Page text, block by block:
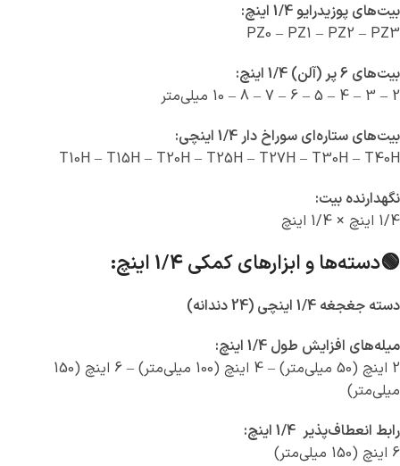
بیت‌های پوزیدرایو 1/4 اینچ:
PZ0 – PZ1 – PZ2 – PZ3
بیت‌های 6 پر (آلن) 1/4 اینچ:
2 – 3 – 4 – 5 – 6 – 7 – 8 – 10 میلی‌متر
بیت‌های ستاره‌ای سوراخ دار 1/4 اینچی:
T10H – T15H – T20H – T25H – T27H – T30H – T40H
نگهدارنده بیت:
1/4 اینچ × 1/4 اینچ
🟢دسته‌ها و ابزارهای کمکی 1/4 اینچ:
دسته جغجغه 1/4 اینچی (24 دندانه)
میله‌های افزایش طول 1/4 اینچ:
2 اینچ (50 میلی‌متر) – 4 اینچ (100 میلی‌متر) – 6 اینچ (150
میلی‌متر)
رابط انعطاف‌پذیر 1/4 اینچ:
6 اینچ (150 میلی‌متر)